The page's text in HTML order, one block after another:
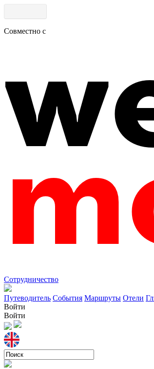
Совместно с
Сотрудничество
Путеводитель События Маршруты Отели
Войти
Войти